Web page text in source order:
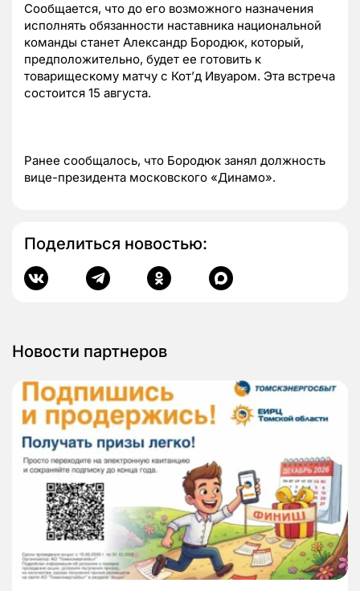
Сообщается, что до его возможного назначения
исполнять обязанности наставника национальной
команды станет Александр Бородюк, который,
предположительно, будет ее готовить к
товарищескому матчу с Кот’д Ивуаром. Эта встреча
состоится 15 августа.
Ранее сообщалось, что Бородюк занял должность
вице-президента московского «Динамо».
Поделиться новостью:
Новости партнеров